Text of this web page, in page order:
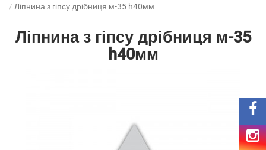
Ліпнина з гіпсу дрібниця м-35 h40мм
Ліпнина з гіпсу дрібниця м-35
h40мм